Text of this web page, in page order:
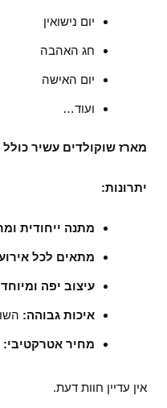
יום נישואין
חג האהבה
יום האישה
ועוד…
מארז שוקולדים עשיר
יתרונות:
מתנה ייחודית
מתאים לכל
עיצוב יפה
איכות גבוהה:
מחיר אטרקטיבי:
אין עדיין חוות דעת.